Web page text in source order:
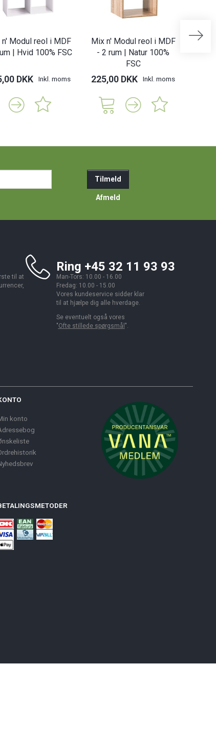
n' Modul reol i MDF
| Hvid 100% FSC
DKK Inkl. moms
Mix n' Modul reol i MDF
- 2 rum | Natur 100%
FSC
225,00 DKK Inkl. moms
Mix
Tilmeld
Afmeld
til at
Ring +45 32 11 93 93
Man-Tors: 10.00 - 16.00
Fredag: 10.00 - 15.00
Vores kundeservice sidder klar
til at hjælpe dig alle hverdage.
Se eventuelt også vores
"Ofte stillede spørgsmål ".
konto